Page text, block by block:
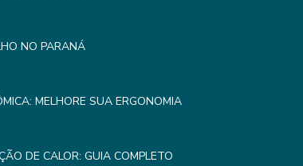
NO PARANÁ
MELHORE SUA ERGONOMIA
DE CALOR: GUIA COMPLETO